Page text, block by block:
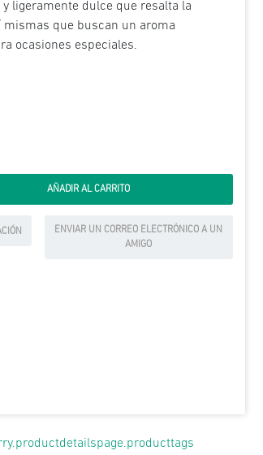
ligeramente dulce que resalta la
que buscan un aroma
ocasiones especiales.
ENVIAR UN CORREO ELECTRÓNICO A UN
AMIGO